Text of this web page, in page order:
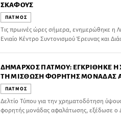
ΣΚΆΦΟΥΣ
ΠΑΤΜΟΣ
Τις πρωινές ώρες σήμερα, ενημερώθηκε η
Ενιαίο Κέντρο Συντονισμού Έρευνας και
βρισκόταν στη θαλάσσια 9 ν.μ. βόρεια του
νοσοκομειακής περίθαλψης.
ΔΉΜΑΡΧΟΣ ΠΆΤΜΟΥ: ΕΓΚΡΊΘΗΚΕ
ΤΗ ΜΊΣΘΩΣΗ ΦΟΡΗΤΉΣ ΜΟΝΆΔΑΣ
ΠΑΤΜΟΣ
Δελτίο Τύπου για την χρηματοδότηση
φορητής μονάδας αφαλάτωσης, εξέδωσε ο